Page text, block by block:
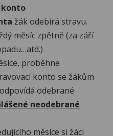
žák odebírá stravu.
měsíc zpětně (za září
proběhne
konto se žákům
odebrané
neodebrané
měsíce si žáci